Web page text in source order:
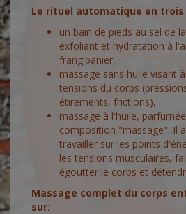
Le rituel automatique en
un bain de pieds au sel de
exfoliant et hydratation à
frangipanier,
massage sans huile visant
tensions du corps
étirements, frictions),
massage à l'huile,
composition "massage". Il
travailler sur les points
les tensions musculaires,
égoutter le corps et
Massage complet du corps
sur: